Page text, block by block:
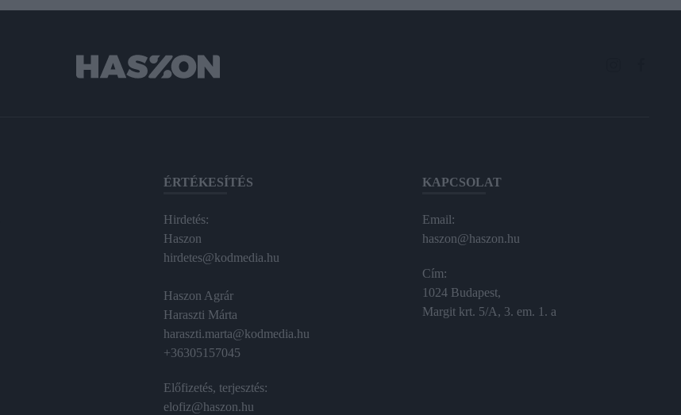
ÉRTÉKESÍTÉS
Hirdetés:
Haszon
hirdetes@kodmedia.hu
Haszon Agrár
Haraszti Márta
haraszti.marta@kodmedia.hu
+36305157045
Előfizetés, terjesztés:
elofiz@haszon.hu
KAPCSOLAT
Email:
haszon@haszon.hu
Cím:
1024 Budapest,
Margit krt. 5/A, 3. em. 1. a